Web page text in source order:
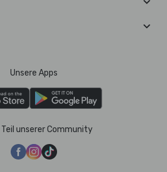
Unsere Apps
Teil unserer Community